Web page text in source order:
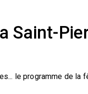
Saint-
le programme de la